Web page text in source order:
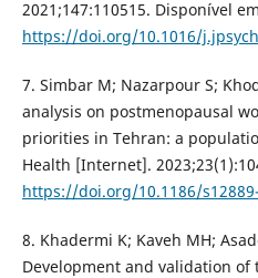
2021;147:110515. Disponível
https://doi.org/10.1016/
7. Simbar M; Nazarpour S;
analysis on postmenopausal
priorities in Tehran: a
Health [Internet].
https://doi.org/10.1186/
8. Khadermi K; Kaveh MH;
Development and validation of